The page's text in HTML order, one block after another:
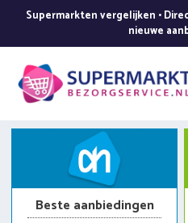
de
inhoud
Supermarkten vergelijken •
nieuwe
Beste aanbiedingen